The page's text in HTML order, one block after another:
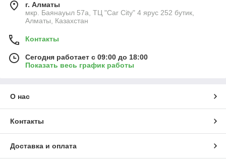
г. Алматы
мкр. Баянауыл 57а, ТЦ "Car Сity" 4 ярус 252 бутик,
Алматы, Казахстан
Контакты
Сегодня работает с 09:00 до 18:00
Показать весь график работы
О нас
Контакты
Доставка и оплата